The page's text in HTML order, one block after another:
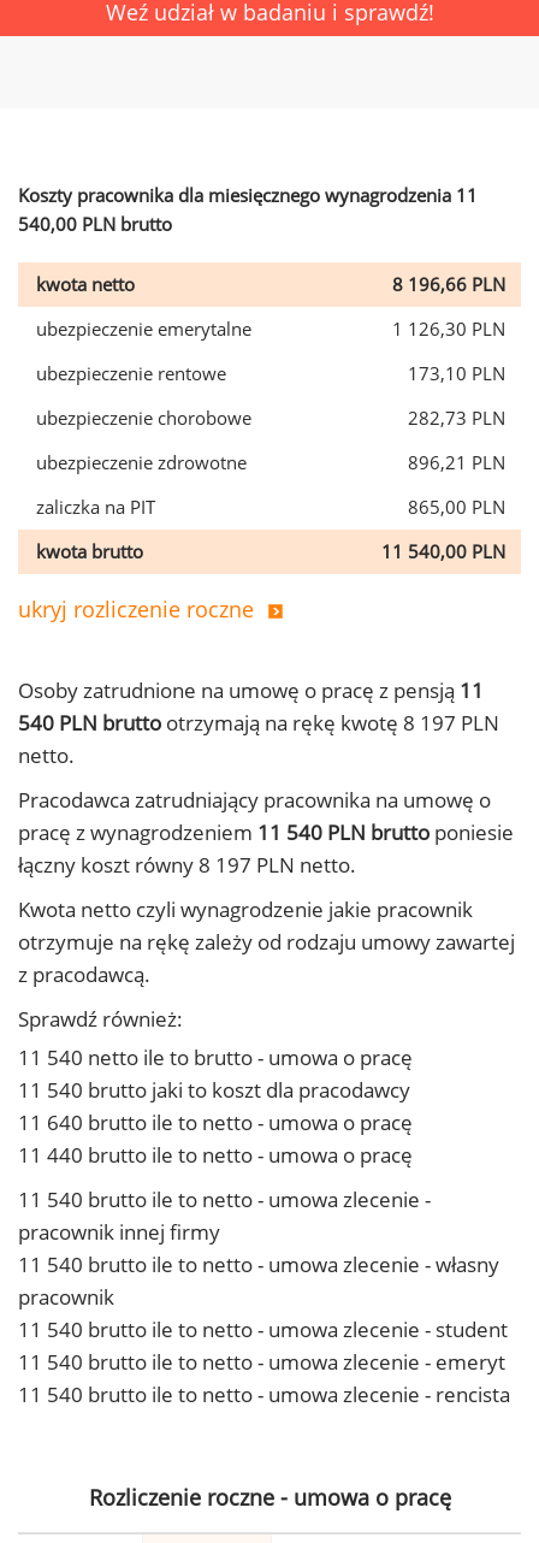
Weź udział w badaniu i sprawdź!
Koszty pracownika dla miesięcznego wynagrodzenia 11
540,00 PLN brutto
kwota netto
8 196,66 PLN
ubezpieczenie emerytalne
1 126,30 PLN
ubezpieczenie rentowe
173,10 PLN
ubezpieczenie chorobowe
282,73 PLN
ubezpieczenie zdrowotne
896,21 PLN
zaliczka na PIT
865,00 PLN
kwota brutto
11 540,00 PLN
ukryj rozliczenie roczne
Osoby zatrudnione na umowę o pracę z pensją 11
540 PLN brutto otrzymają na rękę kwotę 8 197 PLN
netto.
Pracodawca zatrudniający pracownika na umowę o
pracę z wynagrodzeniem 11 540 PLN brutto poniesie
łączny koszt równy 8 197 PLN netto.
Kwota netto czyli wynagrodzenie jakie pracownik
otrzymuje na rękę zależy od rodzaju umowy zawartej
z pracodawcą.
Sprawdź również:
11 540 netto ile to brutto - umowa o pracę
11 540 brutto jaki to koszt dla pracodawcy
11 640 brutto ile to netto - umowa o pracę
11 440 brutto ile to netto - umowa o pracę
11 540 brutto ile to netto - umowa zlecenie -
pracownik innej firmy
11 540 brutto ile to netto - umowa zlecenie - własny
pracownik
11 540 brutto ile to netto - umowa zlecenie - student
11 540 brutto ile to netto - umowa zlecenie - emeryt
11 540 brutto ile to netto - umowa zlecenie - rencista
Rozliczenie roczne - umowa o pracę